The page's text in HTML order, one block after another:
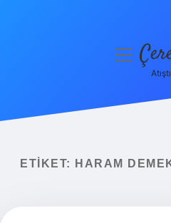
Yasal Uyarı
menüyü
ETIKET: HARAM